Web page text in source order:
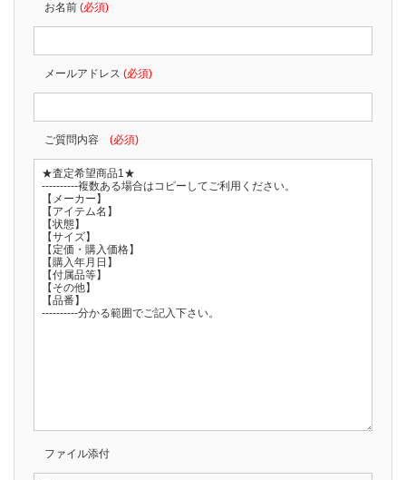
お名前 (必須)
メールアドレス (必須)
ご質問内容 (必須)
ファイル添付